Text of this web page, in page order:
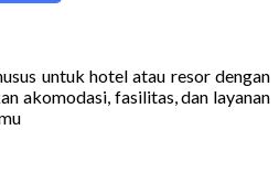
untuk hotel atau resor dengan
akomodasi, fasilitas, dan layanan